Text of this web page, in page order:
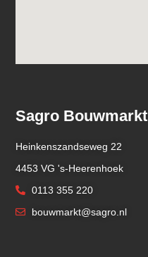
Sagro Bouwmarkt
Heinkenszandseweg 22
4453 VG 's-Heerenhoek
0113 355 220
bouwmarkt@sagro.nl